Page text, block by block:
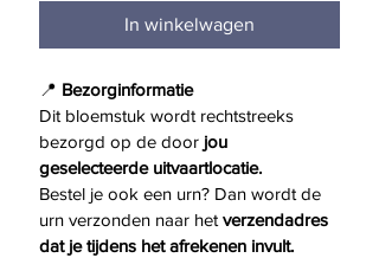
In winkelwagen
📍 Bezorginformatie
Dit bloemstuk wordt rechtstreeks
bezorgd op de door jou
geselecteerde uitvaartlocatie.
Bestel je ook een urn? Dan wordt de
urn verzonden naar het verzendadres
dat je tijdens het afrekenen invult.